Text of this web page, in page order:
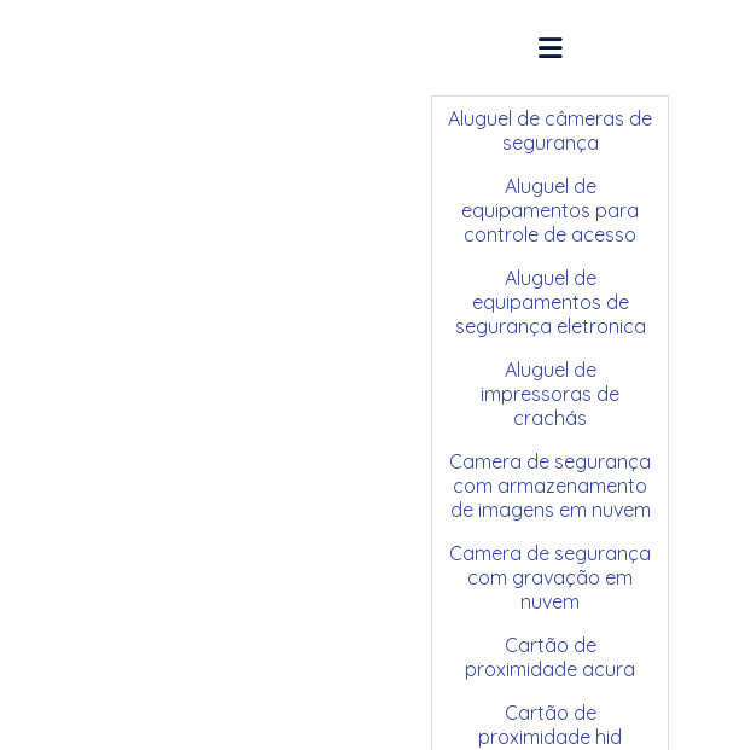
Aluguel de câmeras de
segurança
Aluguel de
equipamentos para
controle de acesso
Aluguel de
equipamentos de
segurança eletronica
Aluguel de
impressoras de
crachás
Camera de segurança
com armazenamento
de imagens em nuvem
Camera de segurança
com gravação em
nuvem
Cartão de
proximidade acura
Cartão de
proximidade hid